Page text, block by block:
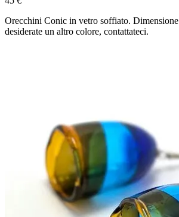
Orecchini Conic in vetro soffiato.
desiderate un altro colore, contattateci.